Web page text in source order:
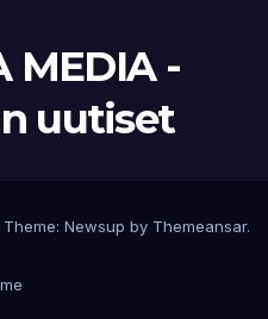
MEDIA -
uutiset
Theme: Newsup by Themeansar.